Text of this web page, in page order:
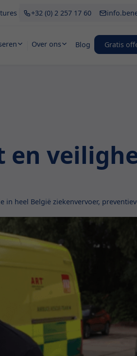
+32 (0) 2 257 17 60
Over ons Blog Gratis
en
heel België ziekenvervoer,